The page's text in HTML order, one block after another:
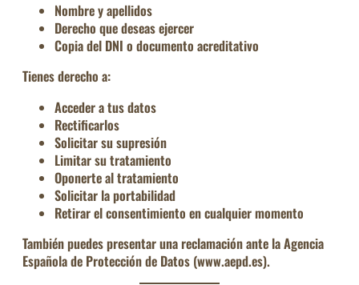
Nombre y apellidos
Derecho que deseas ejercer
Copia del DNI o documento acreditativo
Tienes derecho a:
Accedera tus datos
Rectificarlos
Solicitar su supresión
Limitar su tratamiento
Oponerteal tratamiento
Solicitar la portabilidad
Retirar el consentimiento en cualquier momento
También puedes presentar una reclamación ante la Agencia
Española de Protección de Datos (www.aepd.es).